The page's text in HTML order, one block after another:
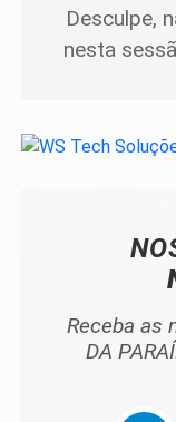
Desculpe,
nesta
Receba as
DA